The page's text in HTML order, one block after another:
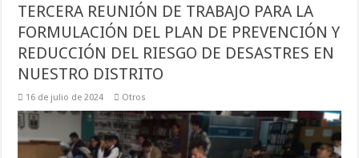
TERCERA REUNIÓN DE TRABAJO PARA LA
FORMULACIÓN DEL PLAN DE PREVENCIÓN Y
REDUCCIÓN DEL RIESGO DE DESASTRES EN
NUESTRO DISTRITO
16 de julio de 2024 Otros